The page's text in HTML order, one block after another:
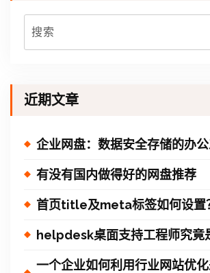
近期文章
企业网盘：数据安全存储的办
有没有国内做得好的网盘推荐
首页title及meta标签如何设置
helpdesk桌面支持工程师究竟
一个企业如何利用行业网站优